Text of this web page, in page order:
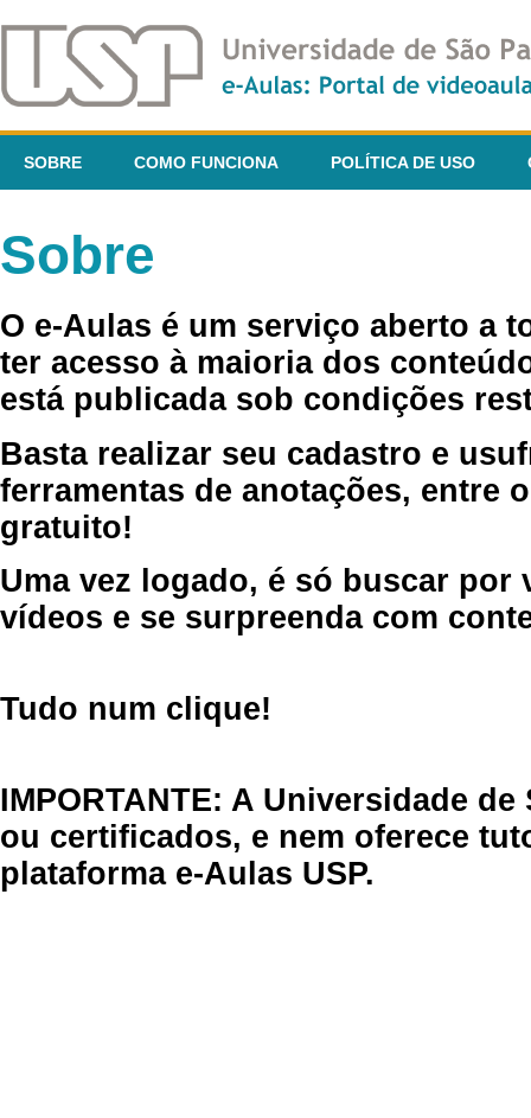
SOBRE COMO FUNCIONA POLÍTICA DE USO
Sobre
O e-Aulas é um serviço aberto a
ter acesso à maioria dos
está publicada sob condições
Basta realizar seu cadastro e
ferramentas de anotações, entre
gratuito!
Uma vez logado, é só buscar por
vídeos e se surpreenda com
Tudo num clique!
IMPORTANTE: A Universidade
ou certificados, e nem oferece
plataforma e-Aulas USP.